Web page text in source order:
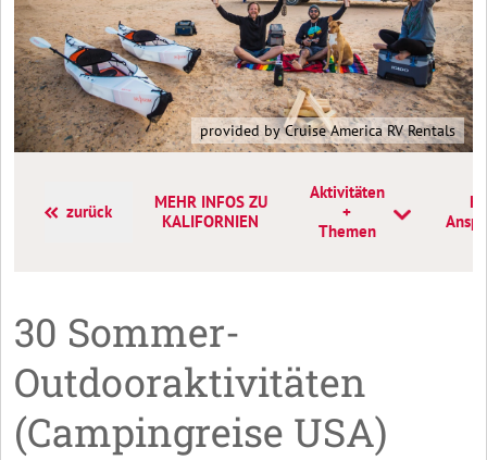
provided by Cruise America RV Rentals
zurück
MEHR INFOS ZU
KALIFORNIEN
Aktivitäten
+
Themen
30 Sommer-
Outdooraktivitäten
(Campingreise USA)